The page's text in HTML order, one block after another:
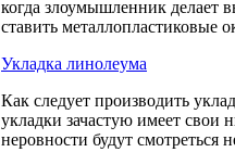
когда злоумышленник делает
ставить металлопластиковые
Укладка линолеума
Как следует производить
укладки зачастую имеет свои
неровности будут смотреться